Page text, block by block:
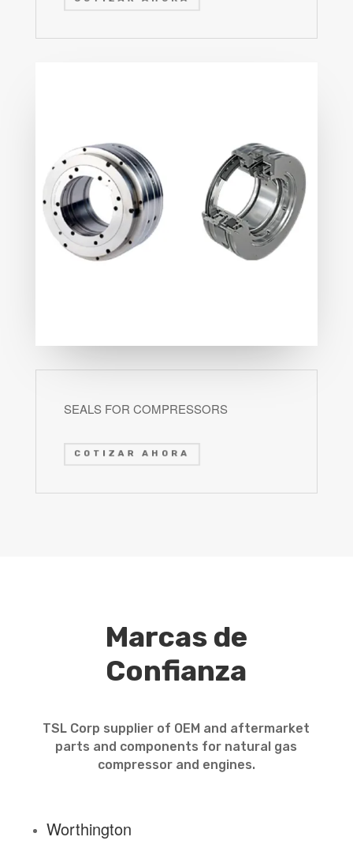
SEALS FOR COMPRESSORS
COTIZAR AHORA
Marcas de
Confianza
TSL Corp supplier of OEM and aftermarket
parts and components for natural gas
compressor and engines.
Worthington